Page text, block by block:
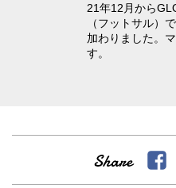
21年12月から
（フットサル）
加わりました。
す。